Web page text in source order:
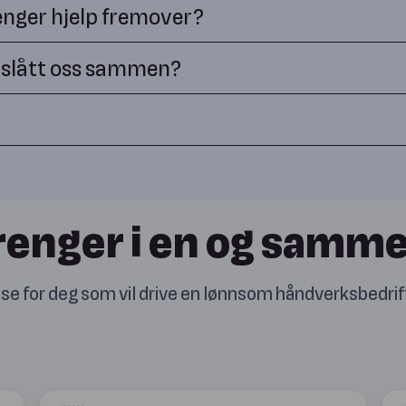
hjelp fremover?
oss sammen?
at du mister den fagkompetansen og tryggheten du
i en og
for deg som vil drive en lønnsom